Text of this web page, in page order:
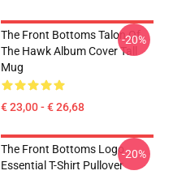
The Front Bottoms Talon Of
The Hawk Album Cover Tall
Mug
€ 23,00 - € 26,68
-20%
The Front Bottoms Logo
Essential T-Shirt Pullover
-20%